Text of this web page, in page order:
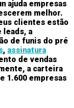
ajuda empresas
melhor.
clientes estão
leads, a
de funis do pré
, assinatura
de vendas
a carteira
1.600 empresas